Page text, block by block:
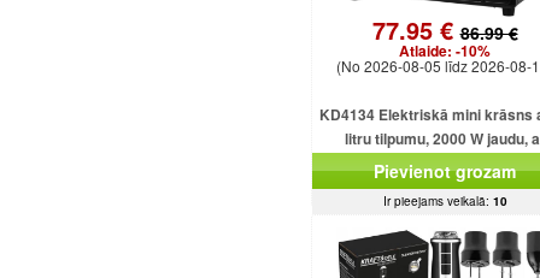
77.95 €86.99 €
Atlaide: -10%
(No 2026-08-05 līdz 2026-08-
KD4134 Elektriskā mini krāsns
litru tilpumu, 2000 W jaudu,
dažādām funkcijām un
Pievienot grozam
Ir pieejams veikalā: 10